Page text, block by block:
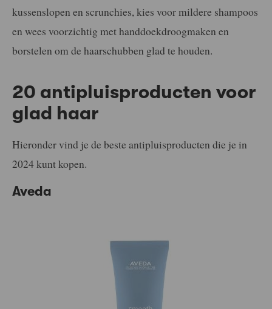
kussenslopen en scrunchies, kies voor mildere shampoos
en wees voorzichtig met handdoekdroogmaken en
borstelen om de haarschubben glad te houden.
20 antipluisproducten voor
glad haar
Hieronder vind je de beste antipluisproducten die je in
2024 kunt kopen.
Aveda